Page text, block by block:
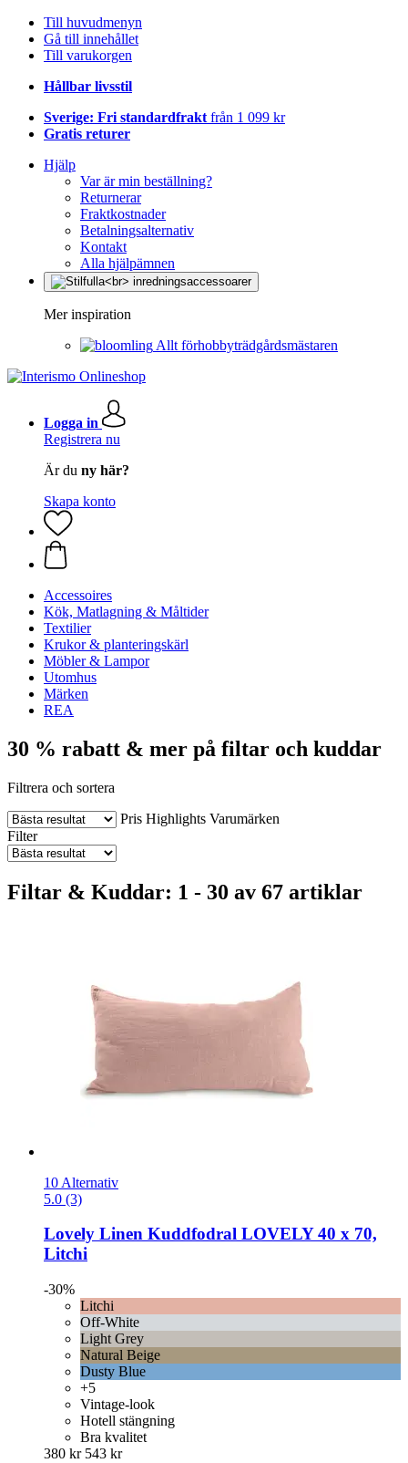
Till huvudmenyn
Gå till innehållet
Till varukorgen
Hållbar livsstil
Sverige: Fri standardfrakt från 1 099 kr
Gratis returer
Hjälp
Var är min beställning?
Returnerar
Fraktkostnader
Betalningsalternativ
Kontakt
Alla hjälpämnen
Mer inspiration
Allt förhobbyträdgårdsmästaren
Logga in
Registrera nu
Är du ny här?
Skapa konto
Accessoires
Kök, Matlagning & Måltider
Textilier
Krukor & planteringskärl
Möbler & Lampor
Utomhus
Märken
REA
30 % rabatt & mer på filtar och kuddar
Filtrera och sortera
Pris Highlights Varumärken
Filter
Filtar & Kuddar: 1 - 30 av 67 artiklar
10 Alternativ
5.0 (3)
Lovely Linen Kuddfodral LOVELY 40 x 70,
Litchi
-30%
Litchi
Off-White
Light Grey
Natural Beige
Dusty Blue
+5
Vintage-look
Hotell stängning
Bra kvalitet
380 kr 543 kr